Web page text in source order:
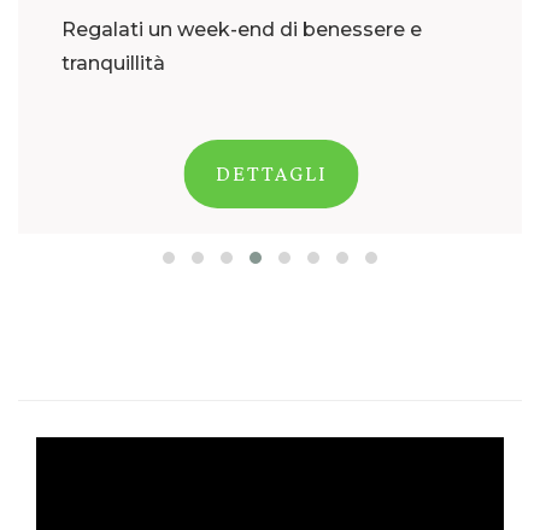
Regalati un week-end di benessere e
tranquillità
DETTAGLI